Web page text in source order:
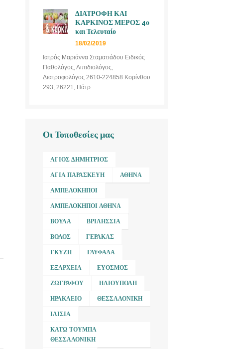
ΔΙΑΤΡΟΦΗ ΚΑΙ
ΚΑΡΚΙΝΟΣ ΜΕΡΟΣ 4ο
και Τελευταίο
18/02/2019
Ιατρός Μαριάννα Σταματιάδου Ειδικός
Παθολόγος, Λιπιδιολόγος,
Διατροφολόγος 2610-224858 Κορίνθου
293, 26221, Πάτρ
Οι Τοποθεσίες μας
ΆΓΙΟΣ ΔΗΜΉΤΡΙΟΣ
ΑΓΊΑ ΠΑΡΑΣΚΕΥΉ ΑΘΉΝΑ
ΑΜΠΕΛΌΚΗΠΟΙ
ΑΜΠΕΛΌΚΗΠΟΙ ΑΘΉΝΑ
ΒΟΎΛΑ ΒΡΙΛΉΣΣΙΑ
ΒΌΛΟΣ ΓΈΡΑΚΑΣ
ΓΚΎΖΗ ΓΛΥΦΆΔΑ
ΕΞΆΡΧΕΙΑ ΕΎΟΣΜΟΣ
ΖΩΓΡΆΦΟΥ ΗΛΙΟΎΠΟΛΗ
ΗΡΆΚΛΕΙΟ ΘΕΣΣΑΛΟΝΊΚΗ
ΙΛΊΣΙΑ
ΚΆΤΩ ΤΟΎΜΠΑ
ΘΕΣΣΑΛΟΝΊΚΗ